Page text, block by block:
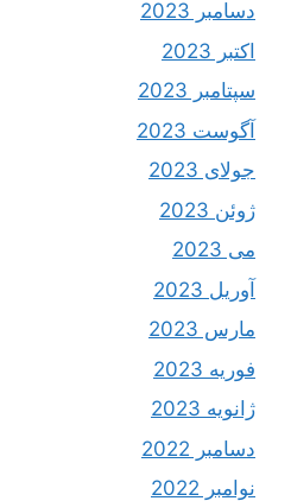
دسامبر 2023
اکتبر 2023
سپتامبر 2023
آگوست 2023
جولای 2023
ژوئن 2023
می 2023
آوریل 2023
مارس 2023
فوریه 2023
ژانویه 2023
دسامبر 2022
نوامبر 2022